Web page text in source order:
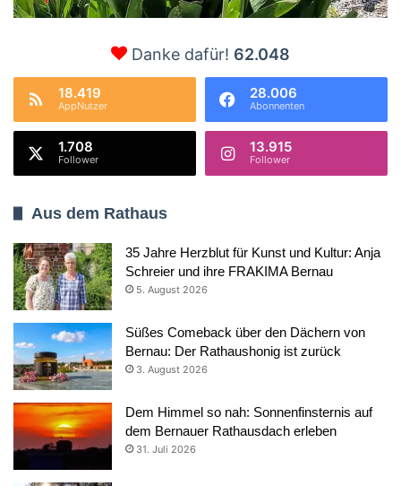
Danke dafür! 62.048
18.419
AppNutzer
28.006
Abonnenten
1.708
Follower
13.915
Follower
Aus dem Rathaus
35 Jahre Herzblut für Kunst und Kultur: Anja
Schreier und ihre FRAKIMA Bernau
5. August 2026
Süßes Comeback über den Dächern von
Bernau: Der Rathaushonig ist zurück
3. August 2026
Dem Himmel so nah: Sonnenfinsternis auf
dem Bernauer Rathausdach erleben
31. Juli 2026